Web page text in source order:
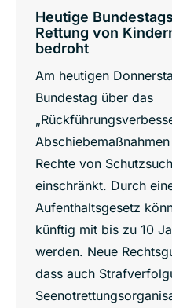
Heutige
Rettung von
bedroht
Am heutigen
Bundestag über das
Rechte von
einschränkt. Durch
Aufenthaltsgesetz
künftig mit bis zu 10
werden. Neue
dass auch